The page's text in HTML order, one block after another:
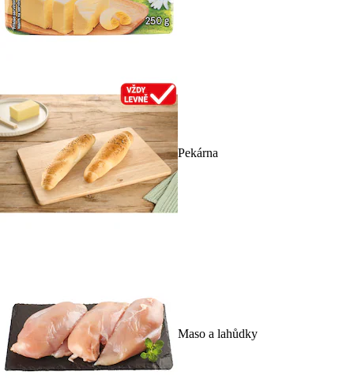
Pekárna
Maso a lahůdky